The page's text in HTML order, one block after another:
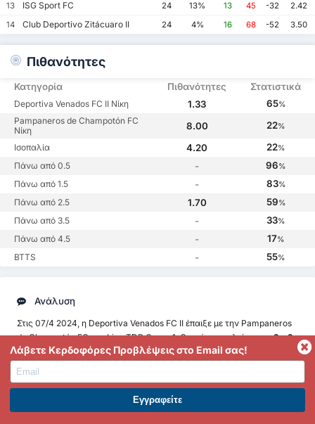
13
ISG Sport FC 24 13% 13 45 -32
2.42
14
Club Deportivo Zitácuaro II 24 4% 16 68 -52 3.50
Πιθανότητες
Κατηγορία Πιθανότητες Στατιστικά
Deportiva Venados FC II Νίκη 1.33 65%
Pampaneros de Champotón FC
Νίκη
8.00 22%
Ισοπαλία 4.20 22%
Πάνω από 0.5 - 96%
Πάνω από 1.5 - 83%
Πάνω από 2.5 1.70 59%
Πάνω από 3.5 - 33%
Πάνω από 4.5 - 17%
BTTS - 55%
Ανάλυση
Στις 07/4 2024, η Deportiva Venados FC II έπαιξε με την Pampaneros
de Champotón FC στο Liga TDP Group 1. Ο αγώνας τελείωσε με3 - 2
για την Deportiva Venados FC II.
head' στατιστικά για την επόμενη αναμέτρηση μεταξύ της Deportiva
Venados FC II και της Pampaneros de Champotón FC.
ΕΓΓΡΑΦΕΙΤΕ ΣΤΟ PREMIUM. ΕΠΩΦΕΛΗΘΕΙΤΕ ΤΩΡΑ.
Λάβετε Κερδοφόρες Προβλέψεις στο Email σας!